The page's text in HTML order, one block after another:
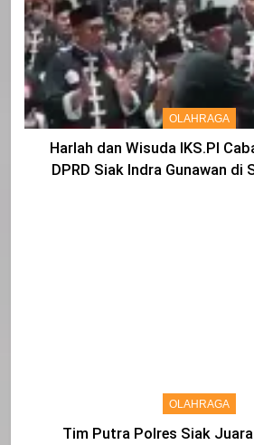
OLAHRAGA
Harlah dan Wisuda IKS.PI
DPRD Siak Indra Gunawan di
OLAHRAGA
Tim Putra Polres Siak